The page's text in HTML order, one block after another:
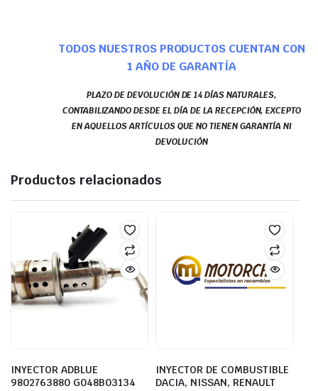
TODOS NUESTROS PRODUCTOS CUENTAN CON
1 AÑO DE GARANTÍA
PLAZO DE DEVOLUCIÓN DE 14 DÍAS NATURALES,
CONTABILIZANDO DESDE EL DÍA DE LA RECEPCIÓN, EXCEPTO
EN AQUELLOS ARTÍCULOS QUE NO TIENEN GARANTÍA NI
DEVOLUCIÓN
Productos relacionados
INYECTOR ADBLUE
9802763880 G048B03134
INYECTOR DE COMBUSTIBLE
DACIA, NISSAN, RENAULT